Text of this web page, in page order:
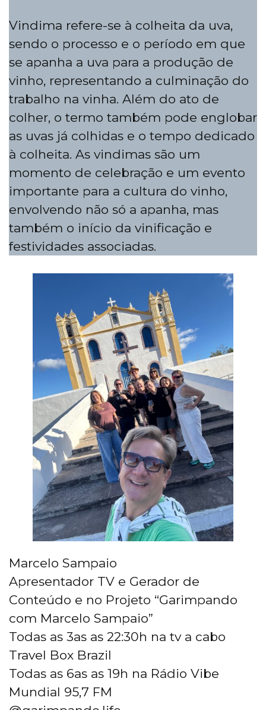
Vindima refere-se à colheita da uva,
sendo o processo e o período em que
se apanha a uva para a produção de
vinho, representando a culminação do
trabalho na vinha. Além do ato de
colher, o termo também pode englobar
as uvas já colhidas e o tempo dedicado
à colheita. As vindimas são um
momento de celebração e um evento
importante para a cultura do vinho,
envolvendo não só a apanha, mas
também o início da vinificação e
festividades associadas.
Marcelo Sampaio
Apresentador TV e Gerador de
Conteúdo e no Projeto “Garimpando
com Marcelo Sampaio”
Todas as 3as as 22:30h na tv a cabo
Travel Box Brazil
Todas as 6as as 19h na Rádio Vibe
Mundial 95,7 FM